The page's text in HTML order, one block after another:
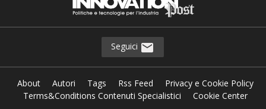
Seguici
About Autori Tags Rss Feed
Privacy e Cookie Policy
Terms&Conditions Contenuti Specialistici
Cookie Center